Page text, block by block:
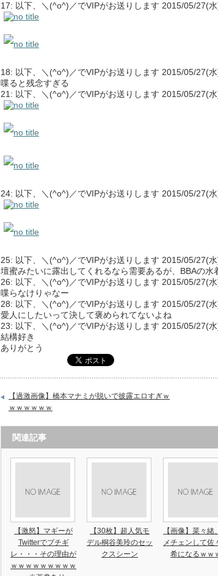
17: 以下、＼(^o^)／でVIPがお送りします 2015/05/27(
18: 以下、＼(^o^)／でVIPがお送りします 2015/05/27(
喋ると残念すぎる
21: 以下、＼(^o^)／でVIPがお送りします 2015/05/27(
24: 以下、＼(^o^)／でVIPがお送りします 2015/05/27(
25: 以下、＼(^o^)／でVIPがお送りします 2015/05/27(
壇蜜みたいに露出してくれるなら需要あるが、BBAの水
26: 以下、＼(^o^)／でVIPがお送りします 2015/05/27(
喋らなけりゃなー
28: 以下、＼(^o^)／でVIPがお送りします 2015/05/27(
愛人にしたいって決して褒められてないよね
23: 以下、＼(^o^)／でVIPがお送りします 2015/05/27(
結構好き
ありがとう
【過激画像】橋本マナミが脱いで披露エロすぎｗ
ｗｗｗｗｗｗ
関連記事
【激怒】マギーが
Twitterでブチギ
レ・・・その理由が
ｗｗｗｗｗｗｗｗｗ
【30枚】超人気モ
デル桐谷美玲のセッ
クスシーン
【画像】菜々緒
メチェンして佐
希になるｗｗ